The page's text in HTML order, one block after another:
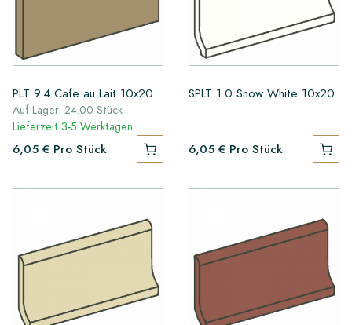
PLT 9.4 Cafe au Lait 10x20
Auf Lager: 24.00 Stück
Lieferzeit 3-5 Werktagen
6,05 € Pro Stück
SPLT 1.0 Snow White 10x20
6,05 € Pro Stück